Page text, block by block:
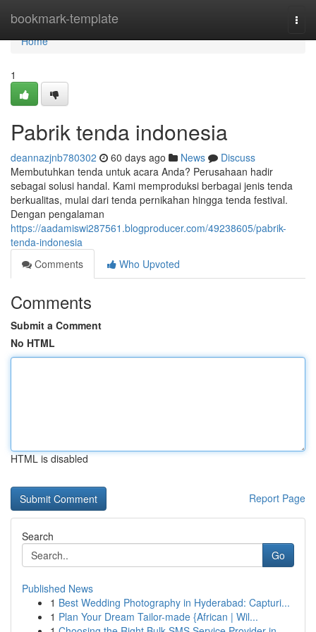
bookmark-template
Home
Home
1
Pabrik tenda indonesia
deannazjnb780302 60 days ago News
Discuss
Membutuhkan tenda untuk acara Anda? Perusahaan hadir
sebagai solusi handal. Kami memproduksi berbagai jenis tenda
berkualitas, mulai dari tenda pernikahan hingga tenda festival.
Dengan pengalaman
https://aadamiswi287561.blogproducer.com/49238605/pabrik-
tenda-indonesia
Comments
Who Upvoted
Comments
Submit a Comment
No HTML
HTML is disabled
Report Page
Search
Go
Published News
1 Best Wedding Photography in Hyderabad: Capturi...
1 Plan Your Dream Tailor-made {African | Wil...